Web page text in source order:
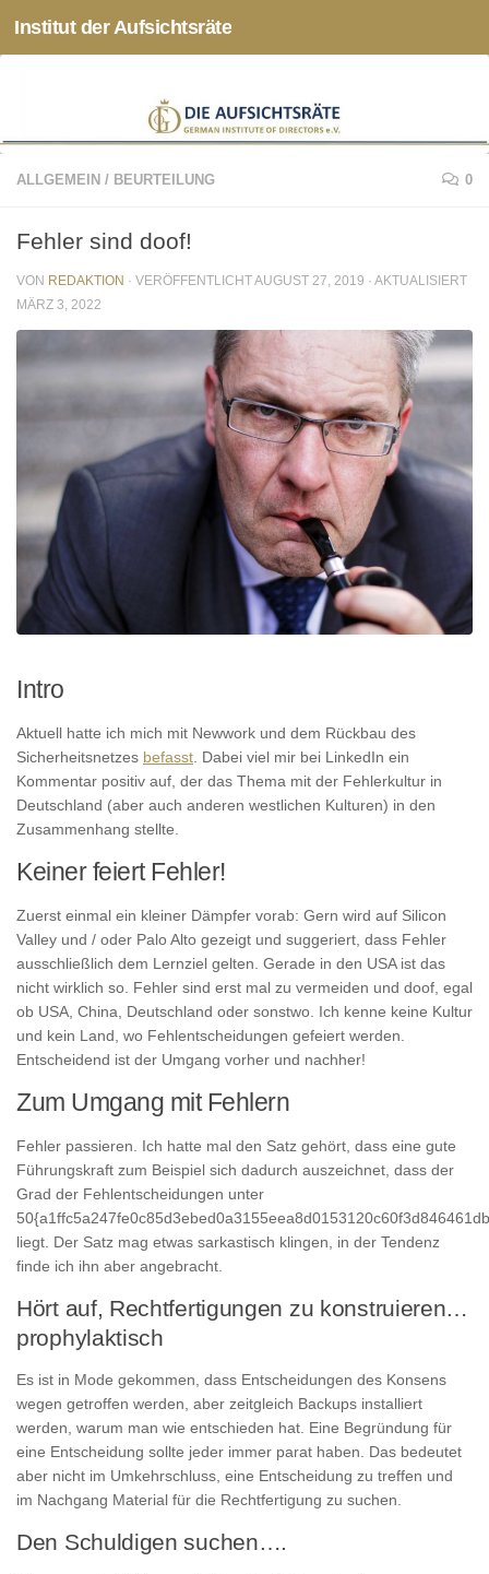
Zum Inhalt springen
Institut der Aufsichtsräte
ALLGEMEIN / BEURTEILUNG 0
Fehler sind doof!
VON REDAKTION · VERÖFFENTLICHTAUGUST 27, 2019 · AKTUALISIERT
MÄRZ 3, 2022
Intro
Aktuell hatte ich mich mit Newwork und dem Rückbau des
Sicherheitsnetzes befasst . Dabei viel mir bei LinkedIn ein
Kommentar positiv auf, der das Thema mit der Fehlerkultur in
Deutschland (aber auch anderen westlichen Kulturen) in den
Zusammenhang stellte.
Keiner feiert Fehler!
Zuerst einmal ein kleiner Dämpfer vorab: Gern wird auf Silicon
Valley und / oder Palo Alto gezeigt und suggeriert, dass Fehler
ausschließlich dem Lernziel gelten. Gerade in den USA ist das
nicht wirklich so. Fehler sind erst mal zu vermeiden und doof, egal
ob USA, China, Deutschland oder sonstwo. Ich kenne keine Kultur
und kein Land, wo Fehlentscheidungen gefeiert werden.
Entscheidend ist der Umgang vorher und nachher!
Zum Umgang mit Fehlern
Fehler passieren. Ich hatte mal den Satz gehört, dass eine gute
Führungskraft zum Beispiel sich dadurch auszeichnet, dass der
Grad der Fehlentscheidungen unter
liegt. Der Satz mag etwas sarkastisch klingen, in der Tendenz
finde ich ihn aber angebracht.
Hört auf, Rechtfertigungen zu konstruieren…
prophylaktisch
Es ist in Mode gekommen, dass Entscheidungen des Konsens
wegen getroffen werden, aber zeitgleich Backups installiert
werden, warum man wie entschieden hat. Eine Begründung für
eine Entscheidung sollte jeder immer parat haben. Das bedeutet
aber nicht im Umkehrschluss, eine Entscheidung zu treffen und
im Nachgang Material für die Rechtfertigung zu suchen.
Den Schuldigen suchen….